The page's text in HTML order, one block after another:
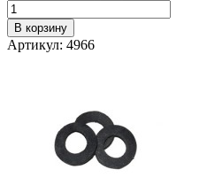
В корзину
Артикул: 4966